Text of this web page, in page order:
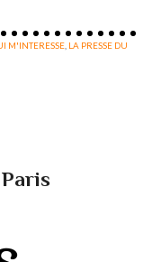
M'INTERESSE LA PRESSE DU